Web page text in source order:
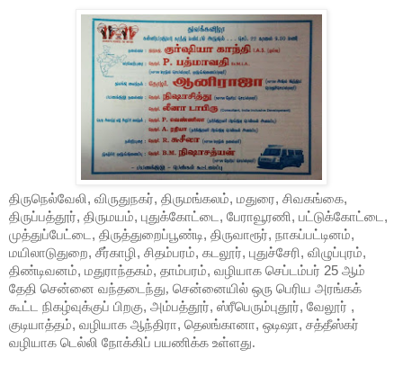
திருநெல்வேலி, விருதுநகர், திருமங்கலம், மதுரை, சிவகங்கை,
திருப்பத்தூர், திருமயம், புதுக்கோட்டை , பேராவூரணி, பட்டுக்கோட்டை ,
முத்துப்பேட்டை , திருத்துறைப்பூண்டி, திருவாரூர், நாகப்பட்டினம்,
மயிலாடுதுறை, சீர்காழி, சிதம்பரம், கடலூர், புதுச்சேரி, விழுப்புரம்,
திண்டிவனம், மதுராந்தகம், தாம்பரம், வழியாக செப்டம்பர் 25 ஆம்
தேதி சென்னை வந்தடைந்து, சென்னையில் ஒரு பெரிய அரங்கக்
கூட்ட
நிகழ்வுக்குப் பிறகு, அம்பத்தூர், ஸ்ரீபெரும்புதூர், வேலூர் ,
குடியாத்தம், வழியாக ஆந்திரா, தெலங்கானா, ஒடிஷா, சத்தீஸ்கர்
வழியாக டெல்லி நோக்கிப் பயணிக்க உள்ளது.